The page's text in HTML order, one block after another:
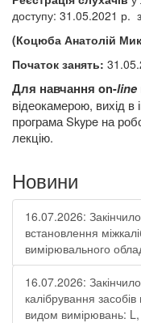
доступу: 31.05.2021 р.
(Коцюба Анатолій
Початок занять:
Для навчання on-line
відеокамерою, вихід в
програмаSkype на
лекцію.
Новини
16.07.2026:
встановлення
вимірювального
16.07.2026:
калібрування
видом вимірювань: